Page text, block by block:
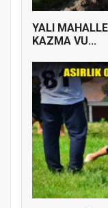
YALI
KAZMA VU...